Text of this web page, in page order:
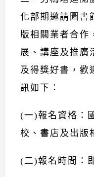
化部期邀請圖書
版相關業者合作
展、講座及推廣
及得獎好書，歡
訊如下：
(一)報名資格：
校、書店及出版
(二)報名時間：